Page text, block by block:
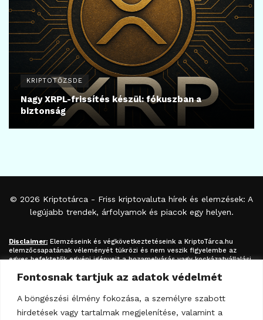
Fontosnak tartjuk az adatok védelmét
A böngészési élmény fokozása, a személyre szabott
hirdetések vagy tartalmak megjelenítése, valamint a
KRIPTOTŐZSDE
Nagy XRPL-frissítés készül: fókuszban a
biztonság
© 2026 Kriptotárca - Friss kriptovaluta hírek és elemzések: A
legújabb trendek, árfolyamok és piacok egy helyen.
Disclaimer: Elemzéseink és végkövetkeztetéseink a KriptoTárca.hu
elemzőcsapatának véleményét tükrözi és nem veszik figyelembe az
egyes befektetők egyéni igényeit a hozamelvárás vagy kockázatvállalási
befektetési tanácsadásnak, befektetési ajánlásnak, értékpapír /
kriptovaluta / token / ICO / cloud mining stb. jegyzésére / vételére /
eladására vonatkozó felhívásnak azok kizárólag tájékoztatásul
szolgálnak. Minden befektetés esetében kiemelten fontos az azt
megalapozó információk és lehetőségek széleskörű megismerése.